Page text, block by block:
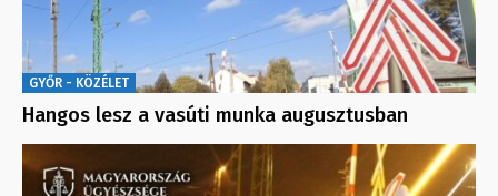
GYŐR - KÖZÉLET
Hangos lesz a vasúti munka augusztusban